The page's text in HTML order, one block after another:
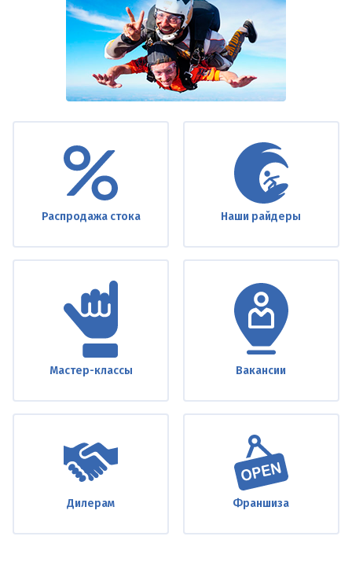
Распродажа стока Наши райдеры
Мастер-классы Вакансии
Дилерам Франшиза